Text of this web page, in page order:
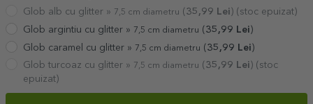
Glob alb cu glitter » 7,5 cm diametru ( 35,99 Lei ) (stoc epuizat)
Glob argintiu cu glitter » 7,5 cm diametru ( 35,99 Lei )
Glob caramel cu glitter » 7,5 cm diametru (35,99 Lei)
Glob turcoaz cu glitter » 7,5 cm diametru ( 35,99 Lei) (stoc
epuizat)